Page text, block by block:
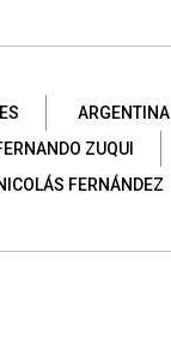
ARGENTINA
ZUQUI
FERNÁNDEZ